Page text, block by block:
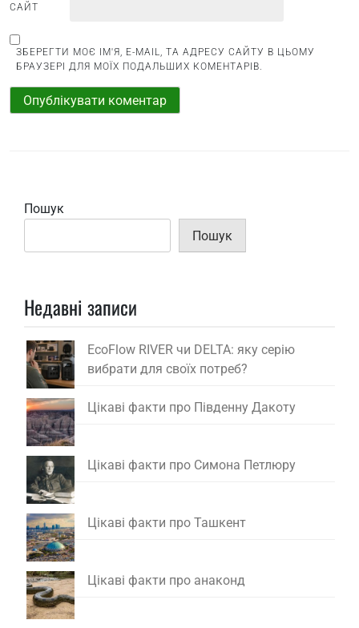
САЙТ
ЗБЕРЕГТИ МОЄ ІМ'Я, E-MAIL, ТА АДРЕСУ САЙТУ В ЦЬОМУ
БРАУЗЕРІ ДЛЯ МОЇХ ПОДАЛЬШИХ КОМЕНТАРІВ.
Пошук
Пошук
Недавні записи
EcoFlow RIVER чи DELTA: яку серію
вибрати для своїх потреб?
Цікаві факти про Південну Дакоту
Цікаві факти про Симона Петлюру
Цікаві факти про Ташкент
Цікаві факти про анаконд